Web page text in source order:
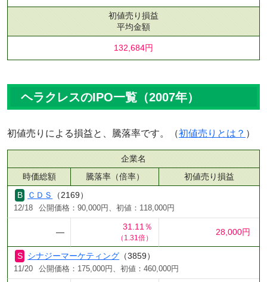
初値売り損益
平均金額
132,684円
ヘラクレスのIPO一覧（2007年）
初値売りによる損益と、騰落率です。（初値売りとは？ ）
企業名
時価総額
騰落率（倍率）
初値売り損益
ＣＤＳ
（2169）
12/18 公開価格：90,000円、初値：118,000円
―
31.11％
（1.31倍）
28,000円
シナジーマーケティング （3859）
11/20 公開価格：175,000円、初値：460,000円